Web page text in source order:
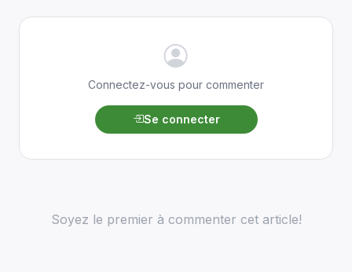
Connectez-vous pour commenter
Se connecter
Soyez le premier à commenter cet article!